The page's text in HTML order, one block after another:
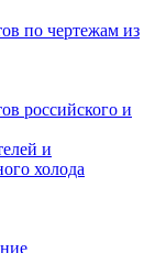
по чертежам из
российского и
и
холода